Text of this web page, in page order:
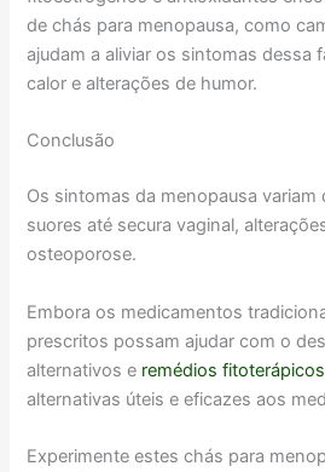
de chás para menopausa, como
ajudam a aliviar os sintomas dessa
calor e alterações de humor.
Conclusão
Os sintomas da menopausa
suores até secura vaginal,
osteoporose.
Embora os medicamentos
prescritos possam ajudar com o
alternativos e remédios fitoterápicos
alternativas úteis e eficazes aos
Experimente estes chás para